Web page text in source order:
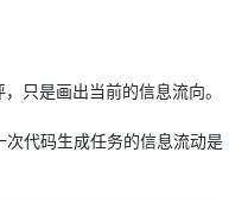
只是画出当前的信息流向。
代码生成任务的信息流动是